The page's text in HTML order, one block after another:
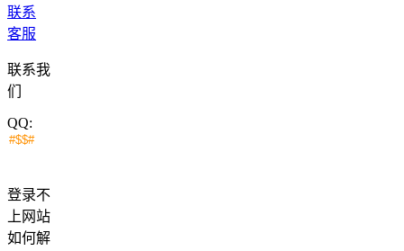
联系
客服
联系我
们
QQ:
登录不
上网站
如何解